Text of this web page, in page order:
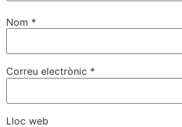
Nom *
Correu electrònic *
Lloc web